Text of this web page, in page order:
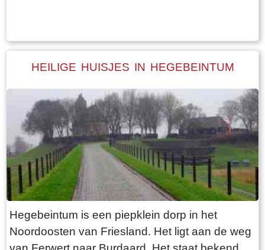
aub”. Het is de moeite waard om het park eens
heeft. Grote brokken zandsteen liggen her en
der verspreid door het park alsof er een enorme
explosie heeft plaatsgevonden. Niets is minder
waar. De laatste bewoner van Jongemastate
was Burgemeester van Slooten. Hij was
burgemeester van de gemeente
Rauwerderhem. Het voormalige gemeentehuis
staat een eindje verderop. Het is moeilijk voor te
stellen maar toen hij verhuisde heeft hij de state
met de grond gelijk laten maken. Misschien
HEILIGE HUISJES IN HEGEBEINTUM
Hegebeintum is een piepklein dorp in het
Noordoosten van Friesland. Het ligt aan de weg